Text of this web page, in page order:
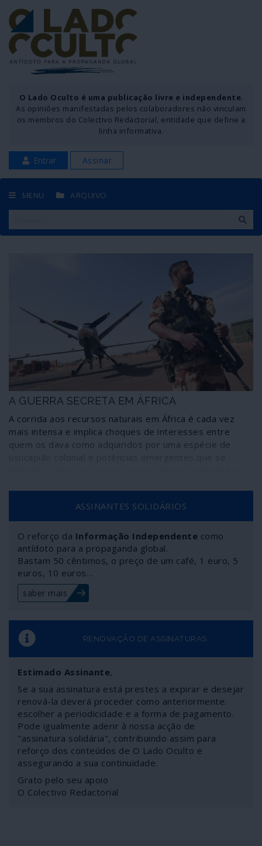
O Lado Oculto é uma publicação livre e independente.
As opiniões manifestadas pelos colaboradores não vinculam
os membros do Colectivo Redactorial, entidade que define a
linha informativa.
Entrar Assinar
MENU ARQUIVO
A GUERRA SECRETA EM ÁFRICA
A corrida aos recursos naturais em África é cada vez
mais intensa e implica choques de interesses entre
quem os dava como adquiridos por uma espécie de
reforçam uma presença militar que não hesita em
estender-se sob outras bandeiras, como as da ONU e
da União Europeia. Trata-se, no fundo, de pugnar por
interesses geopolíticos e geoeconómicos com uma
poderosa vertente corporativa; do outro lado, Rússia e
China marcam posições, com base em crescentes
interesses empresariais, incomodando os que se
pretendiam “donos daquilo tudo”. É a guerra secreta
ASSINANTES SOLIDÁRIOS
O reforço da Informação Independente como
antídoto para a propaganda global.
Bastam 50 cêntimos, o preço de um café, 1 euro, 5
euros, 10 euros…
saber mais
RENOVAÇÃO DE ASSINATURAS
Estimado Assinante,
Se a sua assinatura está prestes a expirar e desejar
renová-la deverá proceder como anteriormente:
escolher a periodicidade e a forma de pagamento.
Pode igualmente aderir à nossa acção de
"assinatura solidária", contribuindo assim para
reforço dos conteúdos de O Lado Oculto e
assegurando a sua continuidade.
Grato pelo seu apoio
O Colectivo Redactorial